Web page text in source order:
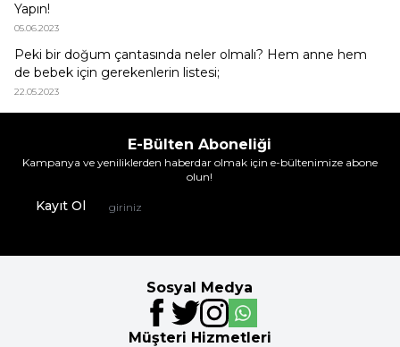
Yapın!
05.06.2023
Peki bir doğum çantasında neler olmalı? Hem anne hem
de bebek için gerekenlerin listesi;
22.05.2023
E-Bülten Aboneliği
Kampanya ve yeniliklerden haberdar olmak için e-bültenimize abone
olun!
Kayıt Ol
Sosyal Medya
Müşteri Hizmetleri